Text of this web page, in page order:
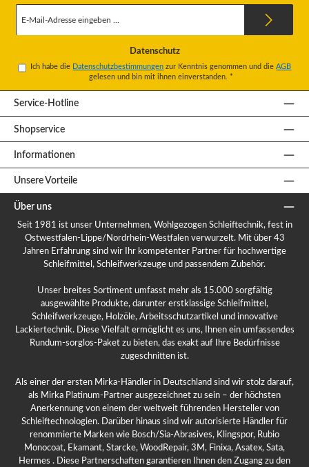
Mail-
Datenschutz
Ich habe die Datenschutzbestimmungen zur Kenntnis genommen und dieAGB
gelesen und bin mit ihnen einverstanden. *
Service-Hotline
Shopservice
Informationen
Unsere Vorteile
Über uns
Seit 1981 ist unser Unternehmen, Wohlgezogen Schleiftechnik, fest in
Ostwestfalen-Lippe/Nordrhein-Westfalen verwurzelt. Mit über 43
Jahren Erfahrung sind wir Ihr kompetenter Partner für hochwertige
Schleifmittel, Schleifwerkzeuge und passendem Zubehör.
Unser breites Sortiment umfasst mehr als 15.000 sorgfältig
ausgewählte Produkte, darunter erstklassige Schleifmittel,
Schleifwerkzeuge, Holzöle, Arbeitsschutzartikel und innovative
Lackiertechnik. Diese Vielfalt ermöglicht es uns, Ihnen ein umfassendes
Rundum-sorglos-Paket zu bieten, das exakt auf Ihre Bedürfnisse
zugeschnitten ist.
Als einer der ersten Mirka-Händler in Deutschland sind wir stolz darauf,
als Mirka Platinum-Partner ausgezeichnet zu sein – der höchsten
Anerkennung von einem der weltweit führenden Hersteller von
Schleiftechnologien. Darüber hinaus sind wir autorisierte Händler für
renommierte Marken wie Bosch/Sia-Abrasives, Klingspor, Rubio
Monocoat, Ekamant, Starcke, WoodRepair, 3M, Finixa, Asatex, Sata,
Hermes . Diese Partnerschaften garantieren Ihnen den Zugang zu den